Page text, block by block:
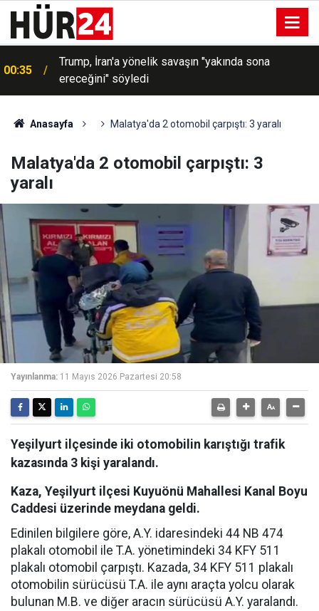
00:35
Trump, İran'a yönelik savaşın "yakında sona
ereceğini" söyledi
Anasayfa Malatya'da 2 otomobil çarpıştı: 3 yaralı
Malatya'da 2 otomobil çarpıştı: 3
yaralı
Yayınlanma: 11 Mayıs 2026 Pazartesi 20:58
Yeşilyurt ilçesinde iki otomobilin karıştığı trafik
kazasında 3 kişi yaralandı.
Kaza, Yeşilyurt ilçesi Kuyuönü Mahallesi Kanal Boyu
Caddesi üzerinde meydana geldi.
Edinilen bilgilere göre, A.Y. idaresindeki 44 NB 474
plakalı otomobil ile T.A. yönetimindeki 34 KFY 511
plakalı otomobil çarpıştı. Kazada, 34 KFY 511 plakalı
otomobilin sürücüsü T.A. ile aynı araçta yolcu olarak
bulunan M.B. ve diğer aracın sürücüsü A.Y. yaralandı.